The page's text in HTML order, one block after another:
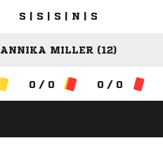
S | S | S | N | S
ANNIKA MILLER (12)
0 / 0 0 / 0